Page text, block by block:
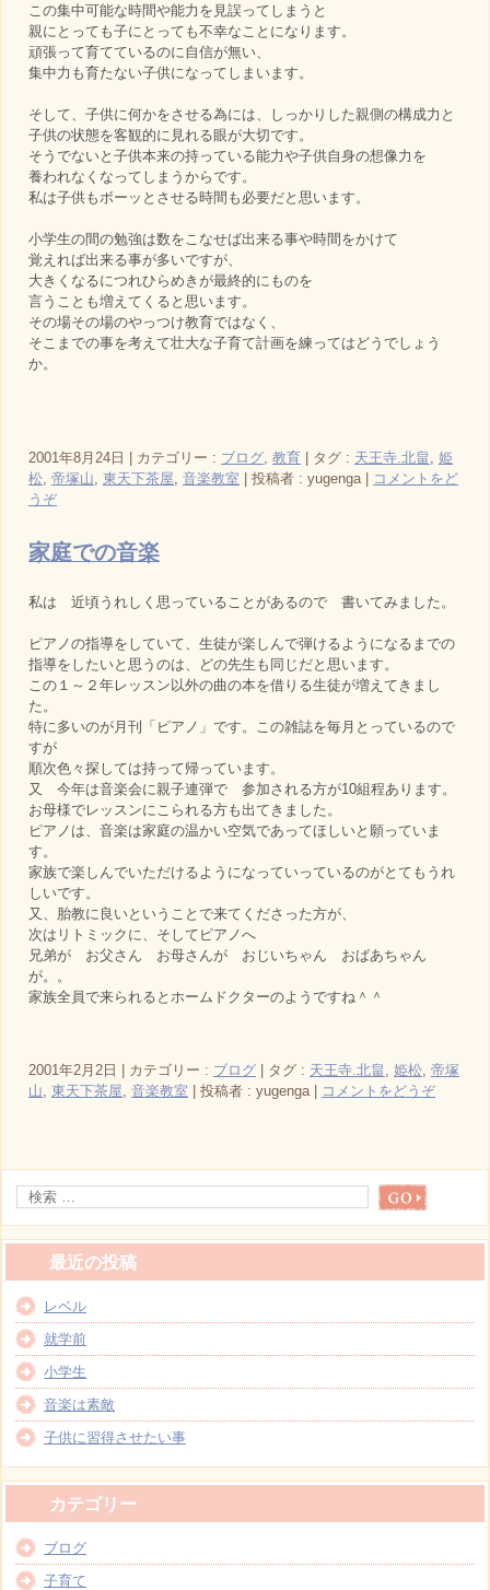
この集中可能な時間や能力を見誤ってしまうと
親にとっても子にとっても不幸なことになります。
頑張って育てているのに自信が無い、
集中力も育たない子供になってしまいます。
そして、子供に何かをさせる為には、しっかりした親側の構成力と
子供の状態を客観的に見れる眼が大切です。
そうでないと子供本来の持っている能力や子供自身の想像力を
養われなくなってしまうからです。
私は子供もボーッとさせる時間も必要だと思います。
小学生の間の勉強は数をこなせば出来る事や時間をかけて
覚えれば出来る事が多いですが、
大きくなるにつれひらめきが最終的にものを
言うことも増えてくると思います。
その場その場のやっつけ教育ではなく、
そこまでの事を考えて壮大な子育て計画を練ってはどうでしょう
か。
2001年8月24日 | カテゴリー : ブログ 教育 | タグ : 天王寺.北畠
姫
松 帝塚山 東天下茶屋 音楽教室 | 投稿者 : yugenga | コメントをど
うぞ
家庭での音楽
私は 近頃うれしく思っていることがあるので 書いてみました。
ピアノの指導をしていて、生徒が楽しんで弾けるようになるまでの
指導をしたいと思うのは、どの先生も同じだと思います。
この１～２年レッスン以外の曲の本を借りる生徒が増えてきまし
た。
特に多いのが月刊「ピアノ」です。この雑誌を毎月とっているので
すが
順次色々探しては持って帰っています。
又 今年は音楽会に親子連弾で 参加される方が10組程あります。
お母様でレッスンにこられる方も出てきました。
ピアノは、音楽は家庭の温かい空気であってほしいと願っていま
す。
家族で楽しんでいただけるようになっていっているのがとてもうれ
しいです。
又、胎教に良いということで来てくださった方が、
次はリトミックに、そしてピアノへ
兄弟が お父さん お母さんが おじいちゃん おばあちゃん
が。。
家族全員で来られるとホームドクターのようですね＾＾
2001年2月2日 カテゴリー : ブログ タグ : 天王寺.北畠 姫松 帝塚
山 東天下茶屋 音楽教室 投稿者 : yugenga コメントをどうぞ
最近の投稿
レベル
就学前
小学生
音楽は素敵
子供に習得させたい事
カテゴリー
ブログ
子育て